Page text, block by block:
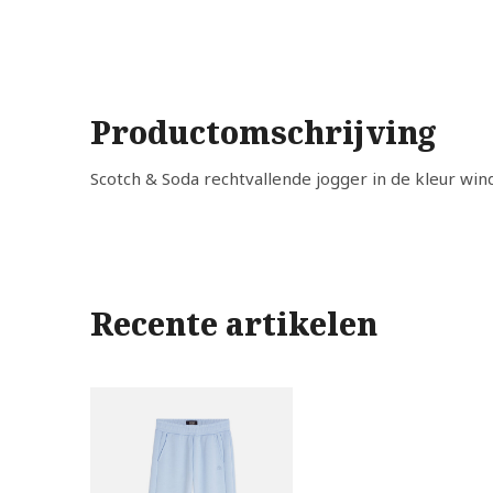
Productomschrijving
Scotch & Soda rechtvallende jogger in de kleur
Recente artikelen